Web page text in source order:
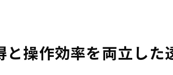
と操作効率を両立し